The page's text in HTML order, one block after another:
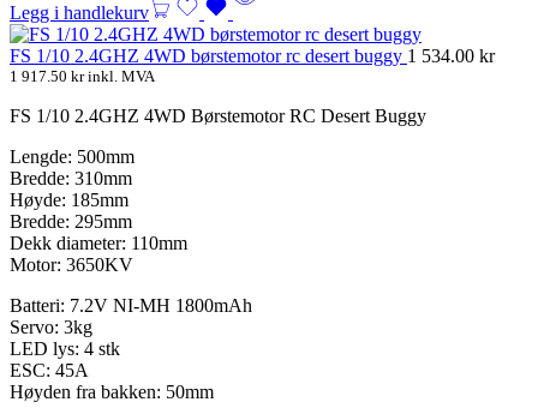
Legg i handlekurv
FS 1/10 2.4GHZ 4WD børstemotor rc desert buggy 1 534.00 kr
1 917.50 krinkl. MVA
FS 1/10 2.4GHZ 4WD Børstemotor RC Desert Buggy
Lengde: 500mm
Bredde: 310mm
Høyde: 185mm
Bredde: 295mm
Dekk diameter: 110mm
Motor: 3650KV
Batteri: 7.2V NI-MH 1800mAh
Servo: 3kg
LED lys: 4 stk
ESC: 45A
Høyden fra bakken: 50mm